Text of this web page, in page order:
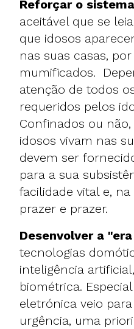
Reforçar o
aceitável que se
que idosos
nas suas casas, por
mumificados.
atenção de todos
requeridos pelos
Confinados ou
idosos vivam nas
devem ser
para a sua
facilidade vital e,
prazer e prazer.
Desenvolver a "era
tecnologias
inteligência
biométrica.
eletrónica veio
urgência, uma